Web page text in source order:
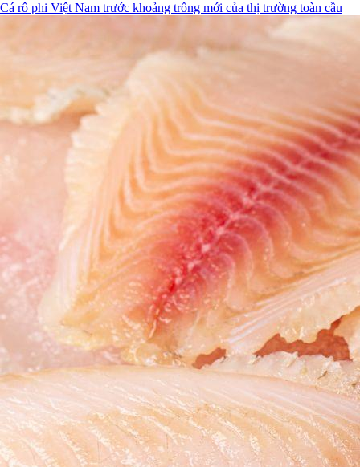
Cá rô phi Việt Nam trước khoảng trống mới của thị trường toàn cầu